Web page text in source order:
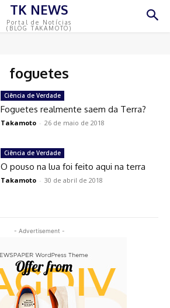
TK NEWS
Portal de Notícias
(BLOG TAKAMOTO)
foguetes
- Advertisement -
Ciência de Verdade
Foguetes realmente saem da Terra?
Takamoto - 26 de maio de 2018
Ciência de Verdade
O pouso na lua foi feito aqui na terra
Takamoto - 30 de abril de 2018